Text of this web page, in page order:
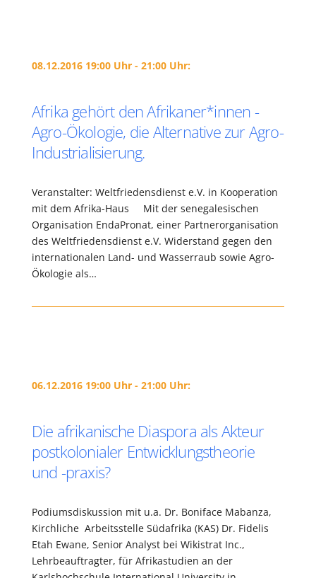
08.12.2016 19:00 Uhr - 21:00 Uhr:
Afrika gehört den Afrikaner*innen -
Agro-Ökologie, die Alternative zur Agro-
Industrialisierung.
Veranstalter: Weltfriedensdienst e.V. in Kooperation
mit dem Afrika-Haus Mit der senegalesischen
Organisation EndaPronat, einer Partnerorganisation
des Weltfriedensdienst e.V. Widerstand gegen den
internationalen Land- und Wasserraub sowie Agro-
Ökologie als…
06.12.2016 19:00 Uhr - 21:00 Uhr:
Die afrikanische Diaspora als Akteur
postkolonialer Entwicklungstheorie
und -praxis?
Podiumsdiskussion mit u.a. Dr. Boniface Mabanza,
Kirchliche Arbeitsstelle Südafrika (KAS) Dr. Fidelis
Etah Ewane, Senior Analyst bei Wikistrat Inc.,
Lehrbeauftragter, für Afrikastudien an der